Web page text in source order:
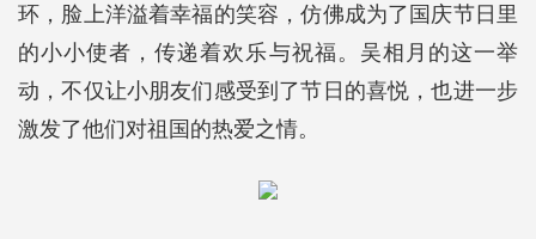
环，脸上洋溢着幸福的笑容，仿佛成为了国庆节日里
的小小使者，传递着欢乐与祝福。吴相月的这一举
动，不仅让小朋友们感受到了节日的喜悦，也进一步
激发了他们对祖国的热爱之情。